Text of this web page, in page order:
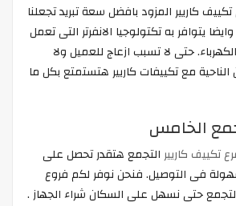
كاريير المزود بافضل سعة تبريد تجعلنا
يتوافر به تكتولوجيا الانفرتر التى تعمل
حتى لا تسبب ازعاج للعميل ولا
مع تكييفات كاريير هتستمتع بكل ما
الخامس
تكييف كارييرالتجمع هتقدر تحصل على
فى التوصيل. فنحن نوفر لكم فروع
حتى نسهل على السكان شراء الجهاز .